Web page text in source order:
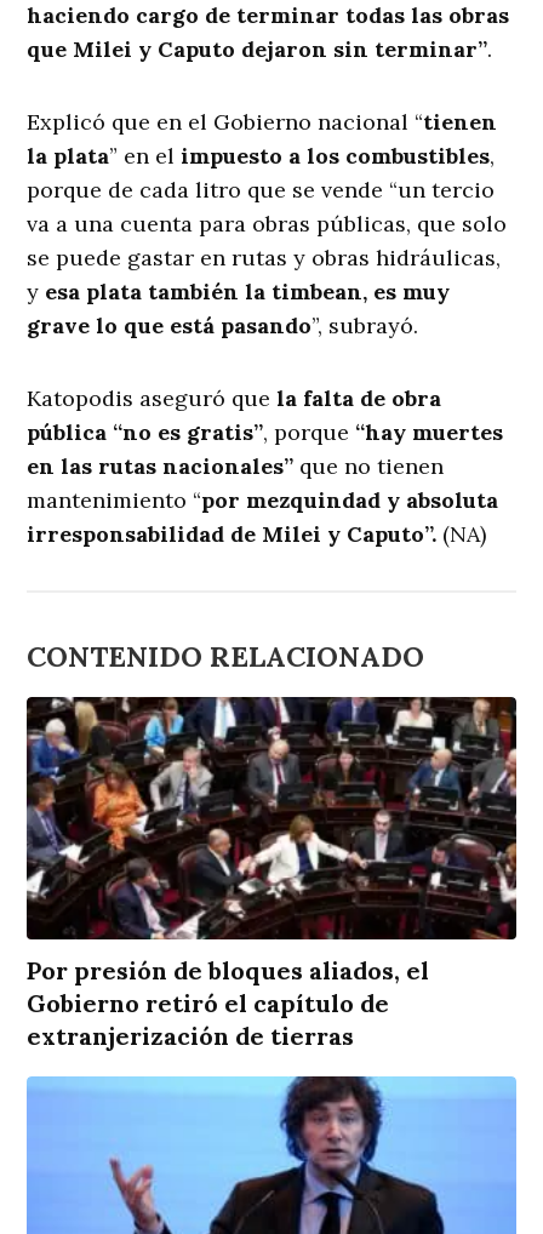
haciendo cargo de terminar todas las obras
que Milei y Caputo dejaron sin terminar”.
Explicó que en el Gobierno nacional “tienen
la plata” en elimpuesto a los combustibles,
porque de cada litro que se vende “un tercio
va a una cuenta para obras públicas, que solo
se puede gastar en rutas y obras hidráulicas,
y esa plata también la timbean, es muy
grave lo que está pasando”, subrayó.
Katopodis aseguró quela falta de obra
pública “no es gratis”, porque “hay muertes
en las rutas nacionales” que no tienen
mantenimiento “por mezquindad y absoluta
irresponsabilidad de Milei y Caputo”. (NA)
CONTENIDO RELACIONADO
Por presión de bloques aliados, el
Gobierno retiró el capítulo de
extranjerización de tierras